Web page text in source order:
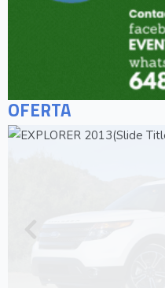
OFERTA